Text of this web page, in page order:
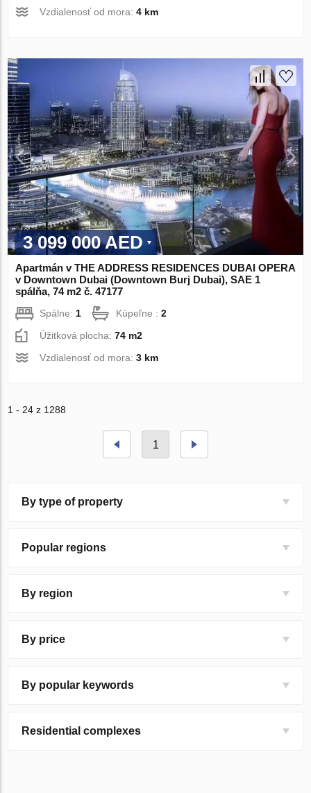
Vzdialenosť od mora:4 km
3 099 000 AED
Apartmán v THE ADDRESS RESIDENCES DUBAI OPERA
v Downtown Dubai (Downtown Burj Dubai), SAE 1
spálňa, 74 m2 č. 47177
Spálne:1 Kúpeľne :2
Úžitková plocha:74 m2
Vzdialenosť od mora:3 km
1 - 24 z 1288
1
By type of property
Popular regions
By region
By price
By popular keywords
Residential complexes